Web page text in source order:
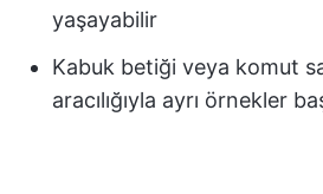
yaşayabilir
Kabuk betiği veya komut
aracılığıyla ayrı örnekler